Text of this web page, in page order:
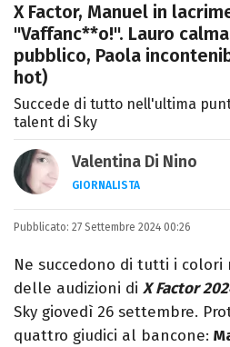
X Factor, Manuel in
"Vaffanc**o!". Lauro
pubblico, Paola
hot)
Succede di tutto nell'ultima
talent di Sky
Valentina Di Nino
GIORNALISTA
LINKEDIN
INSTAGRAM
Romana, laurea in
giornalista per caso.
quotidiani,
prevalentemente di
Pubblicato: 27 Settembre 2024 00:26
Ne succedono di tutti i
delle audizioni di X Factor
Sky giovedì 26 settembre.
quattro giudici al bancone: